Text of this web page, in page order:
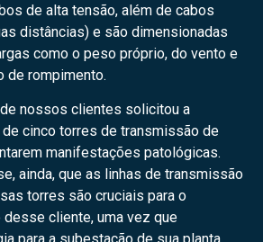
de alta tensão, além de cabos
distâncias) e são dimensionadas
como o peso próprio, do vento e
de rompimento.
nossos clientes solicitou a
cinco torres de transmissão de
manifestações patológicas.
ainda, que as linhas de transmissão
torres são cruciais para o
cliente, uma vez que